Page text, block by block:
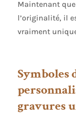
Maintenant
l’originalité, il
vraiment
Symboles
gravures